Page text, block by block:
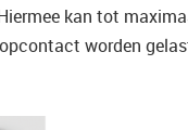
kan tot
worden